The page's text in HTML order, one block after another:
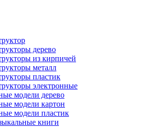
дерево
из кирпичей
металл
пластик
электронные
модели дерево
модели картон
модели пластик
книги